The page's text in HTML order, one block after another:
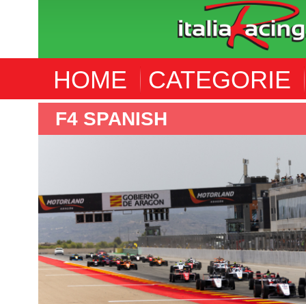
HOME CATEGORIE
F4 ITALIA